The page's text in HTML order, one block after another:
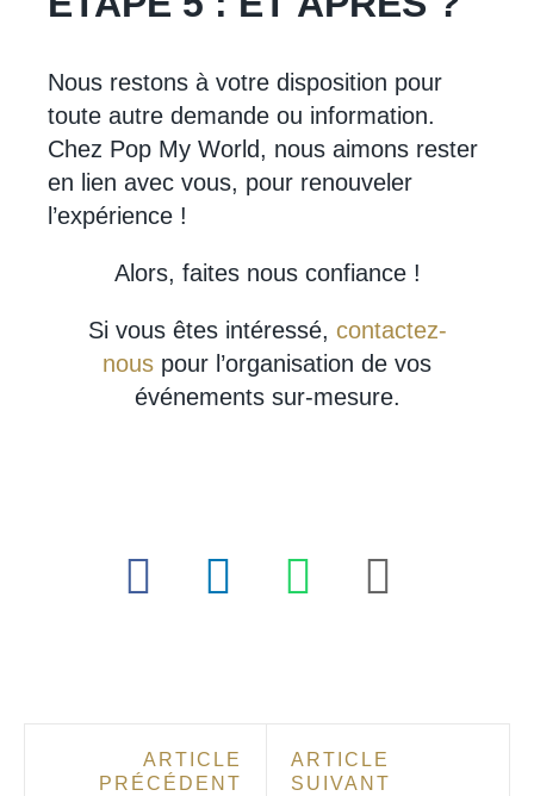
Nous restons à votre disposition pour
toute autre demande ou information.
Chez Pop My World, nous aimons rester
en lien avec vous, pour renouveler
l’expérience !
Alors, faites nous confiance !
Si vous êtes intéressé, contactez-
nous pour l’organisation de vos
événements sur-mesure.
ARTICLE
PRÉCÉDENT
ARTICLE
SUIVANT